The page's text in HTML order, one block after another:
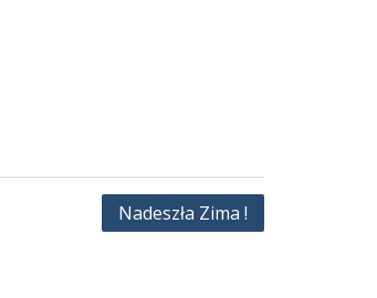
Nadeszła Zima !